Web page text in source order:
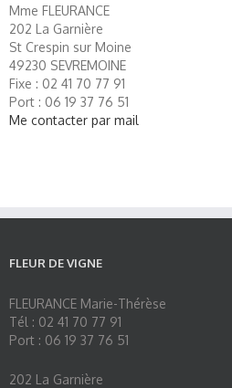
Mme FLEURANCE
202 La Garnière
St Crespin sur Moine
49230 SEVREMOINE
Fixe : 02 41 70 77 91
Port : 06 19 37 76 51
Me contacter par mail
FLEUR DE VIGNE
FLEURANCE Marie-Thérèse
Tél : 02 41 70 77 91
Port : 06 19 37 76 51
202 La Garnière